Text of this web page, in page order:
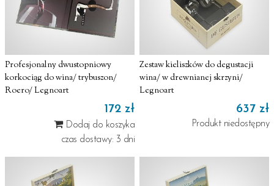
Profesjonalny dwustopniowy
korkociąg do wina/ trybuszon/
Roero/ Legnoart
172 zł
Dodaj do koszyka
czas dostawy: 3 dni
Zestaw kieliszków do degustacji
wina/ w drewnianej skrzyni/
Legnoart
637 zł
Produkt niedostępny